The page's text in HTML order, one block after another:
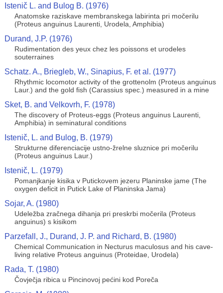
Istenič L. and Bulog B. (1976)
Anatomske raziskave membranskega labirinta pri močerilu
(Proteus anguinus Laurenti, Urodela, Amphibia)
Durand, J.P. (1976)
Rudimentation des yeux chez les poissons et urodeles
souterraines
Schatz. A., Briegleb, W., Sinapius, F. et al. (1977)
Rhythmic locomotor activity of the grottenolm (Proteus anguinus
Laur.) and the gold fish (Carassius spec.) measured in a mine
Sket, B. and Velkovrh, F. (1978)
The discovery of Proteus-eggs (Proteus anguinus Laurenti,
Amphibia) in seminatural conditions
Istenič, L. and Bulog, B. (1979)
Strukturne diferenciacije ustno-žrelne sluznice pri močerilu
(Proteus anguinus Laur.)
Istenič, L. (1979)
Pomanjkanje kisika v Putickovem jezeru Planinske jame (The
oxygen deficit in Putick Lake of Planinska Jama)
Sojar, A. (1980)
Udeležba zračnega dihanja pri preskrbi močerila (Proteus
anguinus) s kisikom
Parzefall, J., Durand, J. P. and Richard, B. (1980)
Chemical Communication in Necturus maculosus and his cave-
living relative Proteus anguinus (Proteidae, Urodela)
Rada, T. (1980)
Čovječja ribica u Pincinovoj pećini kod Poreča